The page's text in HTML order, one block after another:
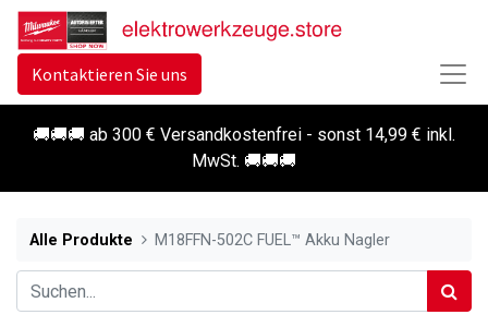
Kontaktieren Sie uns
🚚🚚🚚 ab 300 € Versandkostenfrei - sonst 14,99 € inkl.
MwSt. 🚚🚚🚚
Alle Produkte M18FFN-502C FUEL™ Akku Nagler